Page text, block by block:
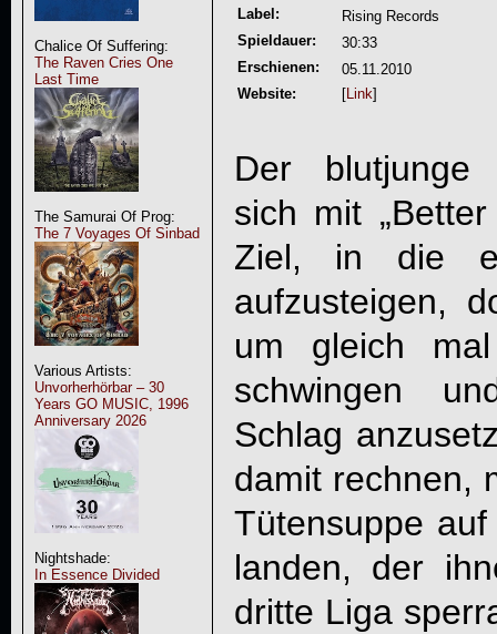
Chalice Of Suffering:
The Raven Cries One
Last Time
The Samurai Of Prog:
The 7 Voyages Of Sinbad
Various Artists:
Unvorherhörbar – 30
Years GO MUSIC, 1996
Anniversary 2026
Nightshade:
In Essence Divided
Label:
Rising Records
Spieldauer:
30:33
Erschienen:
05.11.2010
Website:
[Link]
Der blutjunge
sich mit „
Ziel, in die
aufzusteigen,
um gleich
schwingen
Schlag
damit rechnen,
Tütensuppe
landen, der
dritte Liga